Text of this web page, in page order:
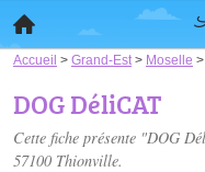
Accueil > Grand-Est > Moselle >
DOG DéliCAT
Cette fiche présente "DOG
57100 Thionville.